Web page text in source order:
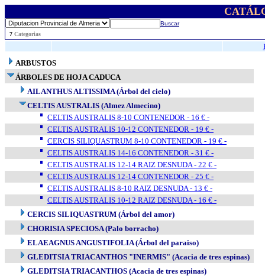
Buscar
7 Categorias
ARBUSTOS
ÁRBOLES DE HOJA CADUCA
AILANTHUS ALTISSIMA (Árbol del cielo)
CELTIS AUSTRALIS (Almez Almecino)
CELTIS AUSTRALIS 8-10 CONTENEDOR - 16 € -
CELTIS AUSTRALIS 10-12 CONTENEDOR - 19 € -
CERCIS SILIQUASTRUM 8-10 CONTENEDOR - 19 € -
CELTIS AUSTRALIS 14-16 CONTENEDOR - 31 € -
CELTIS AUSTRALIS 12-14 RAIZ DESNUDA - 22 € -
CELTIS AUSTRALIS 12-14 CONTENEDOR - 25 € -
CELTIS AUSTRALIS 8-10 RAIZ DESNUDA - 13 € -
CELTIS AUSTRALIS 10-12 RAIZ DESNUDA - 16 € -
CERCIS SILIQUASTRUM (Árbol del amor)
CHORISIA SPECIOSA (Palo borracho)
ELAEAGNUS ANGUSTIFOLIA (Árbol del paraiso)
GLEDITSIA TRIACANTHOS "INERMIS" (Acacia de tres espinas)
GLEDITSIA TRIACANTHOS (Acacia de tres espinas)